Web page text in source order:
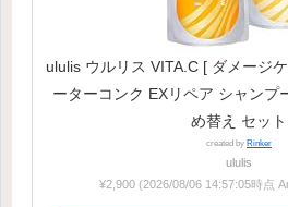
ululis ウルリス VITA.C [ ダメージ
ーターコンク EXリペア シャンプ
め替え セット
created by Rinker
ululis
¥2,900 (2026/08/06 14:57:05時点